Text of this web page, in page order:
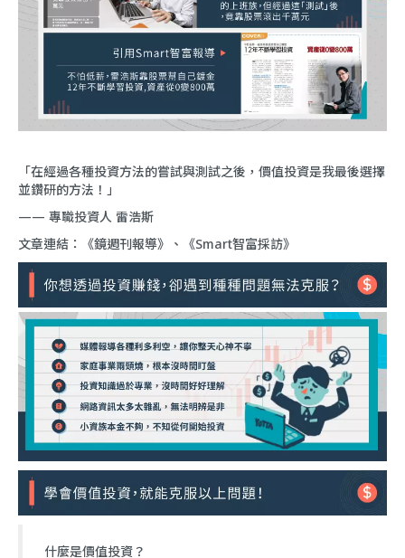
「在經過各種投資方法的嘗試與測試之後，價值投資是我最後選擇
並鑽研的方法！」
—— 專職投資人 雷浩斯
文章連結：《鏡週刊報導》、《Smart智富採訪》
什麼是價值投資？